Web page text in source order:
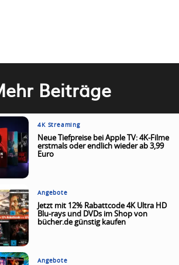
Beiträge
4K Streaming
Neue Tiefpreise bei Apple TV: 4K-Filme
erstmals oder endlich wieder ab 3,99
Euro
Angebote
Jetzt mit 12% Rabattcode 4K Ultra HD
Blu-rays und DVDs im Shop von
bücher.de günstig kaufen
Angebote